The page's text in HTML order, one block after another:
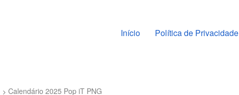
Pular para o conteúdo
Início Política de Privacidade
Calendário 2025 Pop iT PNG